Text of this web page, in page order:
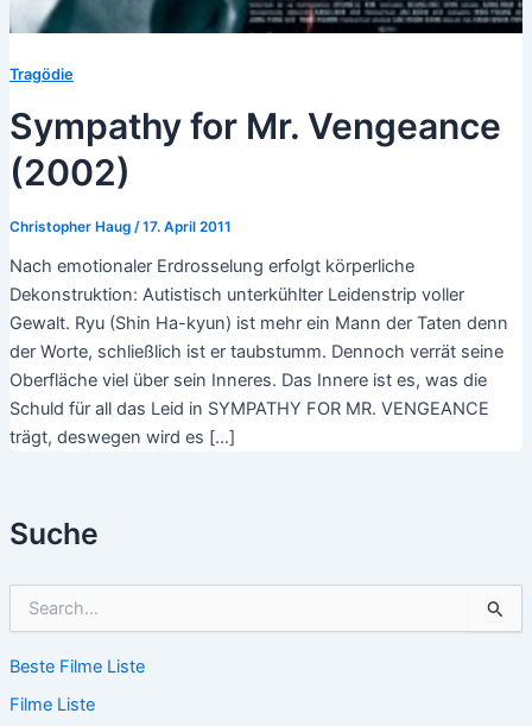
Suche
h
n
Beste Filme Liste
Filme Liste
Tragödie
Sympathy for Mr. Vengeance
(2002)
Christopher Haug /17. April 2011
Nach emotionaler Erdrosselung erfolgt körperliche
Dekonstruktion: Autistisch unterkühlter Leidenstrip voller
Gewalt. Ryu (Shin Ha-kyun) ist mehr ein Mann der Taten denn
der Worte, schließlich ist er taubstumm. Dennoch verrät seine
Oberfläche viel über sein Inneres. Das Innere ist es, was die
Schuld für all das Leid in SYMPATHY FOR MR. VENGEANCE
trägt, deswegen wird es […]